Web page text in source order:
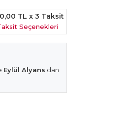
TL x 3 Taksit
Seçenekleri
Eylül Alyans'dan